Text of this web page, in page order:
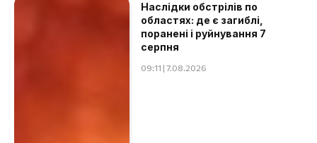
Наслідки обстрілів по
областях: де є загиблі,
поранені і руйнування 7
серпня
09:11 | 7.08.2026